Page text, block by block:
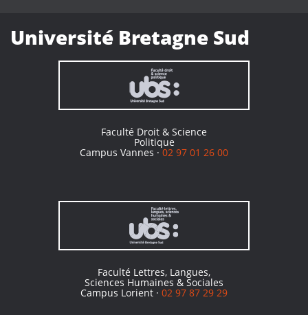
Université Bretagne Sud
Faculté Droit & Science
Politique
Campus Vannes ·02 97 01 26 00
Faculté Lettres, Langues,
Sciences Humaines & Sociales
Campus Lorient · 02 97 87 29 29